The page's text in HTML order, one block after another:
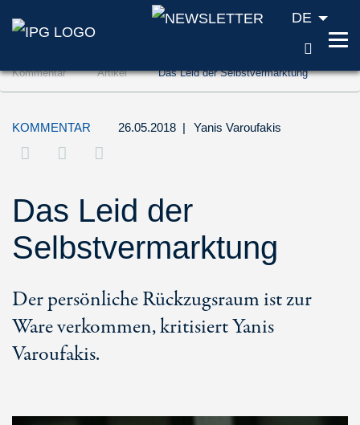
Zum Inhalt springen (Accesskey '1')
Zur Suche springen (Accesskey '2')
Zur Navigation springen (Accesskey '3')
DE
Kommentar Artikel Das Leid der Selbstvermarktung
KOMMENTAR 26.05.2018 | Yanis Varoufakis
Das Leid der
Selbstvermarktung
Der persönliche Rückzugsraum ist zur
Ware verkommen, kritisiert Yanis
Varoufakis.